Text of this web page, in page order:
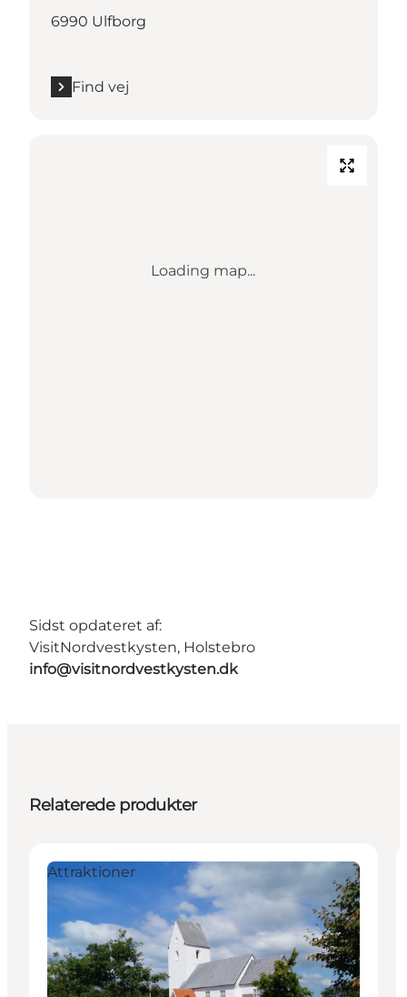
6990 Ulfborg
Find vej
Loading map...
Sidst opdateret af:
VisitNordvestkysten, Holstebro
info@visitnordvestkysten.dk
Relaterede produkter
Attraktioner